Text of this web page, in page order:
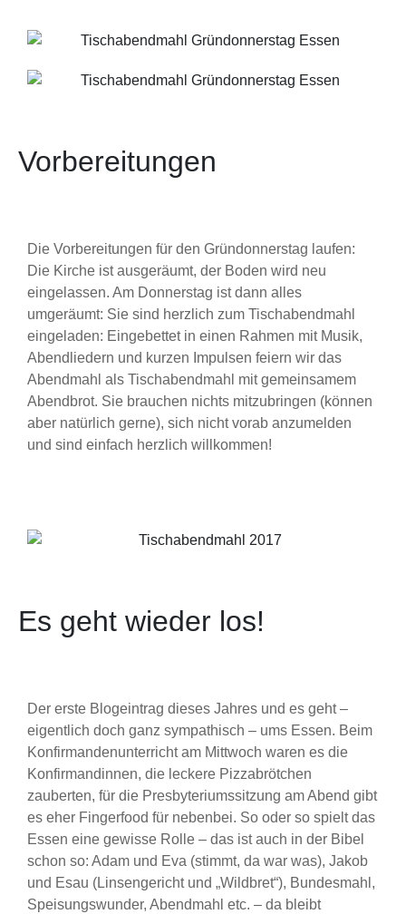
Vorbereitungen
Die Vorbereitungen für den Gründonnerstag laufen:
Die Kirche ist ausgeräumt, der Boden wird neu
eingelassen. Am Donnerstag ist dann alles
umgeräumt: Sie sind herzlich zum Tischabendmahl
eingeladen: Eingebettet in einen Rahmen mit Musik,
Abendliedern und kurzen Impulsen feiern wir das
Abendmahl als Tischabendmahl mit gemeinsamem
Abendbrot. Sie brauchen nichts mitzubringen (können
aber natürlich gerne), sich nicht vorab anzumelden
und sind einfach herzlich willkommen!
Es geht wieder los!
Der erste Blogeintrag dieses Jahres und es geht –
eigentlich doch ganz sympathisch – ums Essen. Beim
Konfirmandenunterricht am Mittwoch waren es die
Konfirmandinnen, die leckere Pizzabrötchen
zauberten, für die Presbyteriumssitzung am Abend gibt
es eher Fingerfood für nebenbei. So oder so spielt das
Essen eine gewisse Rolle – das ist auch in der Bibel
schon so: Adam und Eva (stimmt, da war was), Jakob
und Esau (Linsengericht und „Wildbret“), Bundesmahl,
Speisungswunder, Abendmahl etc. – da bleibt